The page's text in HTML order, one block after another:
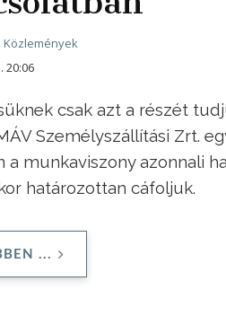
Közlemények
20:06
csak azt a részét
Személyszállítási Zrt.
a munkaviszony azonnali
határozottan cáfoljuk.
...